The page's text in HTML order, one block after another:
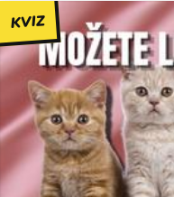
KVIZ